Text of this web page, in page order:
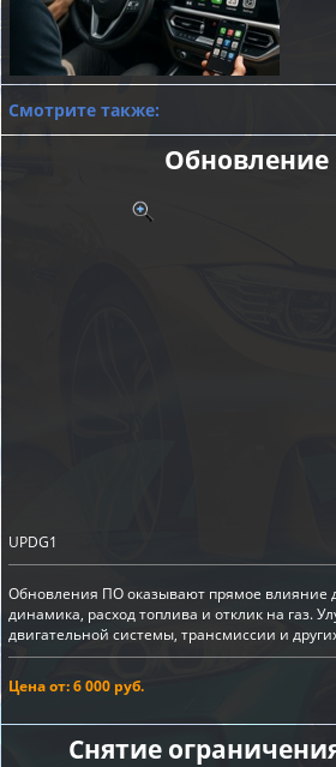
Смотрите также:
UPDG1
Обновления ПО оказывают прямое влияние
динамика, расход топлива и отклик на газ.
двигательной системы, трансмиссии и
Цена от: 6 000 руб.
Снятие